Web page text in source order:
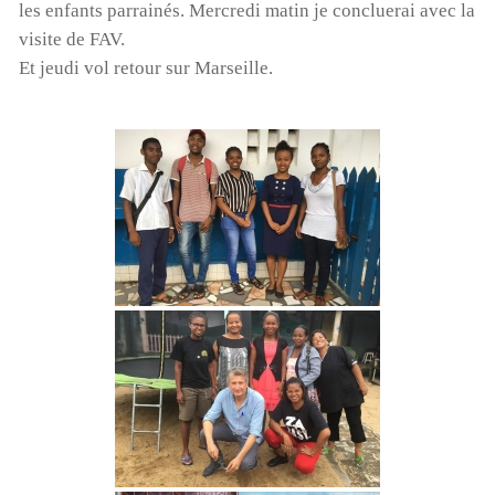
les enfants parrainés. Mercredi matin je concluerai avec la
visite de FAV.
Et jeudi vol retour sur Marseille.
Cyclone à Tamatave : mobilisons-nous !
Pour aider nos enfants, nos salariés, nos centres en
détresse suite au cyclone, Terre des enfants lance une
campagne de dons:
https://www.helloasso.com/associations/association-
gardoise-terre-des-enfants/formulaires/5
Vous pouvez aussi envoyer un chèque à l’ordre de Terre